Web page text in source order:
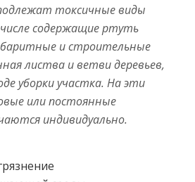
токсичные виды
содержащие ртуть
и строительные
листва и ветви деревьев,
уборки участка. На эти
или постоянные
индивидуально.